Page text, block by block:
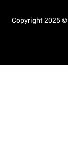
Copyright 2025 ©